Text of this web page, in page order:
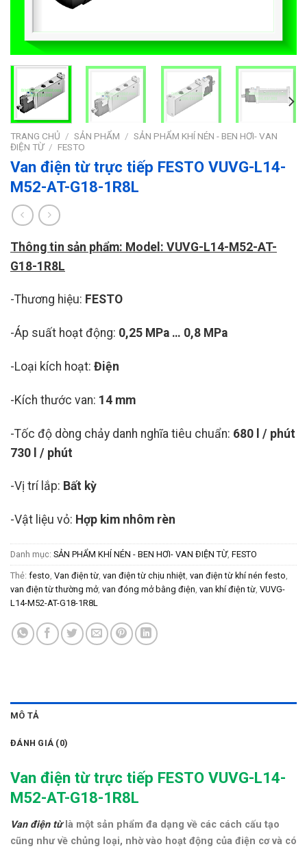
TRANG CHỦ / SẢN PHẨM / SẢN PHẨM KHÍ NÉN - BEN HƠI- VAN
ĐIỆN TỪ / FESTO
Van điện từ trực tiếp FESTO VUVG-L14-
M52-AT-G18-1R8L
Thông tin sản phẩm: Model: VUVG-L14-M52-AT-
G18-1R8L
-Thương hiệu: FESTO
-Áp suất hoạt động: 0,25 MPa … 0,8 MPa
-Loại kích hoạt: Điện
-Kích thước van: 14 mm
-Tốc độ dòng chảy danh nghĩa tiêu chuẩn: 680 l / phút
730 l / phút
-Vị trí lắp: Bất kỳ
-Vật liệu vỏ: Hợp kim nhôm rèn
Danh mục: SẢN PHẨM KHÍ NÉN - BEN HƠI- VAN ĐIỆN TỪ, FESTO
Thẻ: festo Van điện từ van điện từ chịu nhiệt van điện từ khí nén festo
van điện từ thường mở, van đóng mở bằng điện van khí điện từ VUVG-
L14-M52-AT-G18-1R8L
MÔ TẢ
ĐÁNH GIÁ (0)
Van điện từ trực tiếp FESTO VUVG-L14-
M52-AT-G18-1R8L
Van điện từ là một sản phẩm đa dạng về các cách cấu tạo
cũng như về chủng loại, nhờ vào hoạt động của điện cơ và có